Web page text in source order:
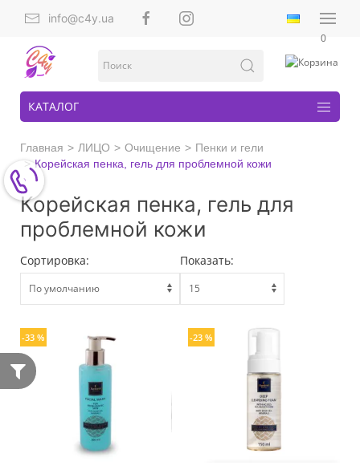
info@c4y.ua
0
КАТАЛОГ
Главная ЛИЦО Очищение
Пенки и гели
Корейская пенка, гель для проблемной кожи
Корейская пенка, гель для
проблемной кожи
Сортировка: Показать:
-33 % -23 %